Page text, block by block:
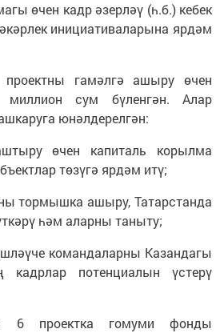
өчен кадр әзерләү (һ.б.) кебек
инициативаларына ярдәм
гамәлгә ашыру өчен
миллион сум бүленгән. Алар
юнәлдерелгән:
өчен капиталь корылма
төзүгә ярдәм итү;
тормышка ашыру, Татарстанда
һәм аларны таныту;
командаларны Казандагы
кадрлар потенциалын үстерү
6 проектка гомуми фонды